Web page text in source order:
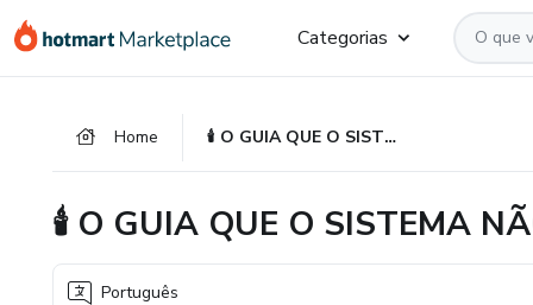
para
para
para
Categorias
Home 🕯️ O GUIA QUE O SISTEMA NÃO QUER QUE VOCÊ TENHA 🕯️
🕯️ O GUIA QUE O SISTEMA
Português